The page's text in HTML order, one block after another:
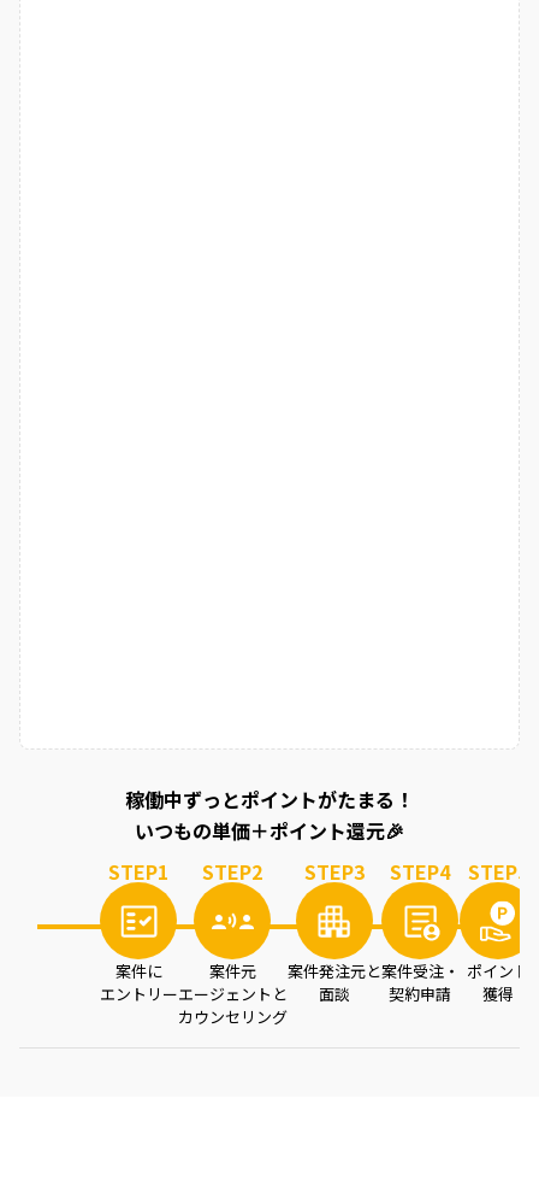
稼働中ずっとポイントがたまる！
いつもの単価＋ポイント還元🎉
STEP1
案件に
エントリー
STEP2
案件元
エージェントと
カウンセリング
STEP3
案件発注元と
面談
STEP4
案件受注・
契約申請
STEP5
ポイント
獲得